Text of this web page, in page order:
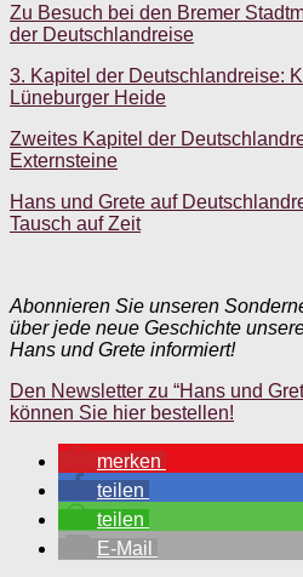
Zu Besuch bei den Bremer
der Deutschlandreise
3. Kapitel der Deutschlandreise:
Lüneburger Heide
Zweites Kapitel der
Externsteine
Hans und Grete auf
Tausch auf Zeit
Abonnieren Sie unseren
über jede neue Geschichte
Hans und Grete informiert!
Den Newsletter zu “Hans und
können Sie hier bestellen!
merken
teilen
teilen
E-Mail